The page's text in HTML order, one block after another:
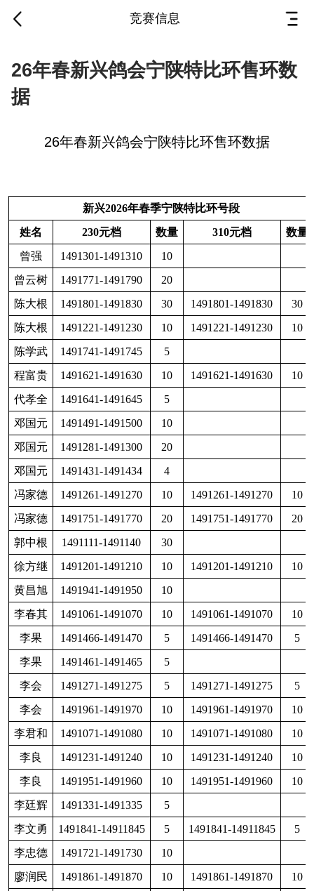
竞赛信息
26年春新兴鸽会宁陕特
比环售环数据
新兴2026年春季宁陕特比环号段
姓名 230元档 数量 310元档 数量
曾强 1491301-1491310
10
曾云树
1491771-1491790
20
陈大根
1491801-1491830 30 1491801-1491830
30
陈大根
1491221-1491230 10
陈学武
1491741-1491745
5
程富贵
1491621-1491630 10 1491621-1491630
10
代孝全
1491641-1491645
5
邓国元
邓国元
1491281-1491300
20
邓国元
1491431-1491434
4
冯家德
1491261-1491270 10 1491261-1491270
10
冯家德
郭中根
1491111-1491140
30
徐方继
1491201-1491210 10
黄昌旭
1491941-1491950
10
李春其
1491061-1491070 10
李果
1491466-1491470 5 1491466-1491470
5
李果
1491461-1491465
5
李会
1491271-1491275 5 1491271-1491275
5
李会
1491961-1491970 10 1491961-1491970
10
李君和
1491071-1491080 10 1491071-1491080
10
李良
1491231-1491240 10 1491231-1491240
10
李良
1491951-1491960 10
李廷辉
1491331-1491335
5
李文勇
李忠德
1491721-1491730
10
廖润民
1491861-1491870 10 1491861-1491870
10
廖润民
1491881-1491890 10 1491881-1491890
10
廖润民
廖润民
1491216-1491220
5
刘德富
1491701-1491710
10
刘长友
1491831-1491840 10 1491831-1491840
10
刘长友
1491851-1491860 10 1491851-1491860
10
龙兴文
1491531-1491540
10
罗来祥
1491141-1491160 20 1491141-1491160
20
罗来祥
1491251-1491260 10 1491251-1491260
10
罗世云
1491441-1491450 10 1491441-1491450
10
吕宗伟
1491391-1491400 10 1491391-1491400
10
吕宗仪
1491381-1491390 10 1491381-1491390
10
孟永智
1491181-1491200 20 1491181-1491200
20
宁忠
1491481-1491490 10
欧阳杨
欧阳杨
1491601-1491605 5 1491601-1491605
5
欧阳杨
1491901-1491905
5
欧阳杨
1491606-1491610
5
裴家树
裴家树
1491581-1491600
20
长按识别二维码看详情
鸽事全汇聚，消息早知道
成都市信鸽协会旗下APP"鸽事汇"，详情咨询
26年春新兴鸽会宁陕特比环售环数
据
26年春新兴鸽会宁陕特比环售环数据
新兴2026年春季宁陕特
姓名 230元档
曾强 1491301-1491310 10
曾云树 1491771-1491790
陈大根
1491801-1491830 30
陈大根
1491221-1491230 10
陈学武
1491741-1491745 5
程富贵 1491621-1491630 10
代孝全 1491641-1491645
5
邓国元
1491491-1491500
10
邓国元
1491281-1491300 20
邓国元 1491431-1491434 4
冯家德 1491261-1491270 10
冯家德
1491751-1491770 20
郭中根
1491111-1491140
30
徐方继
1491201-1491210 10